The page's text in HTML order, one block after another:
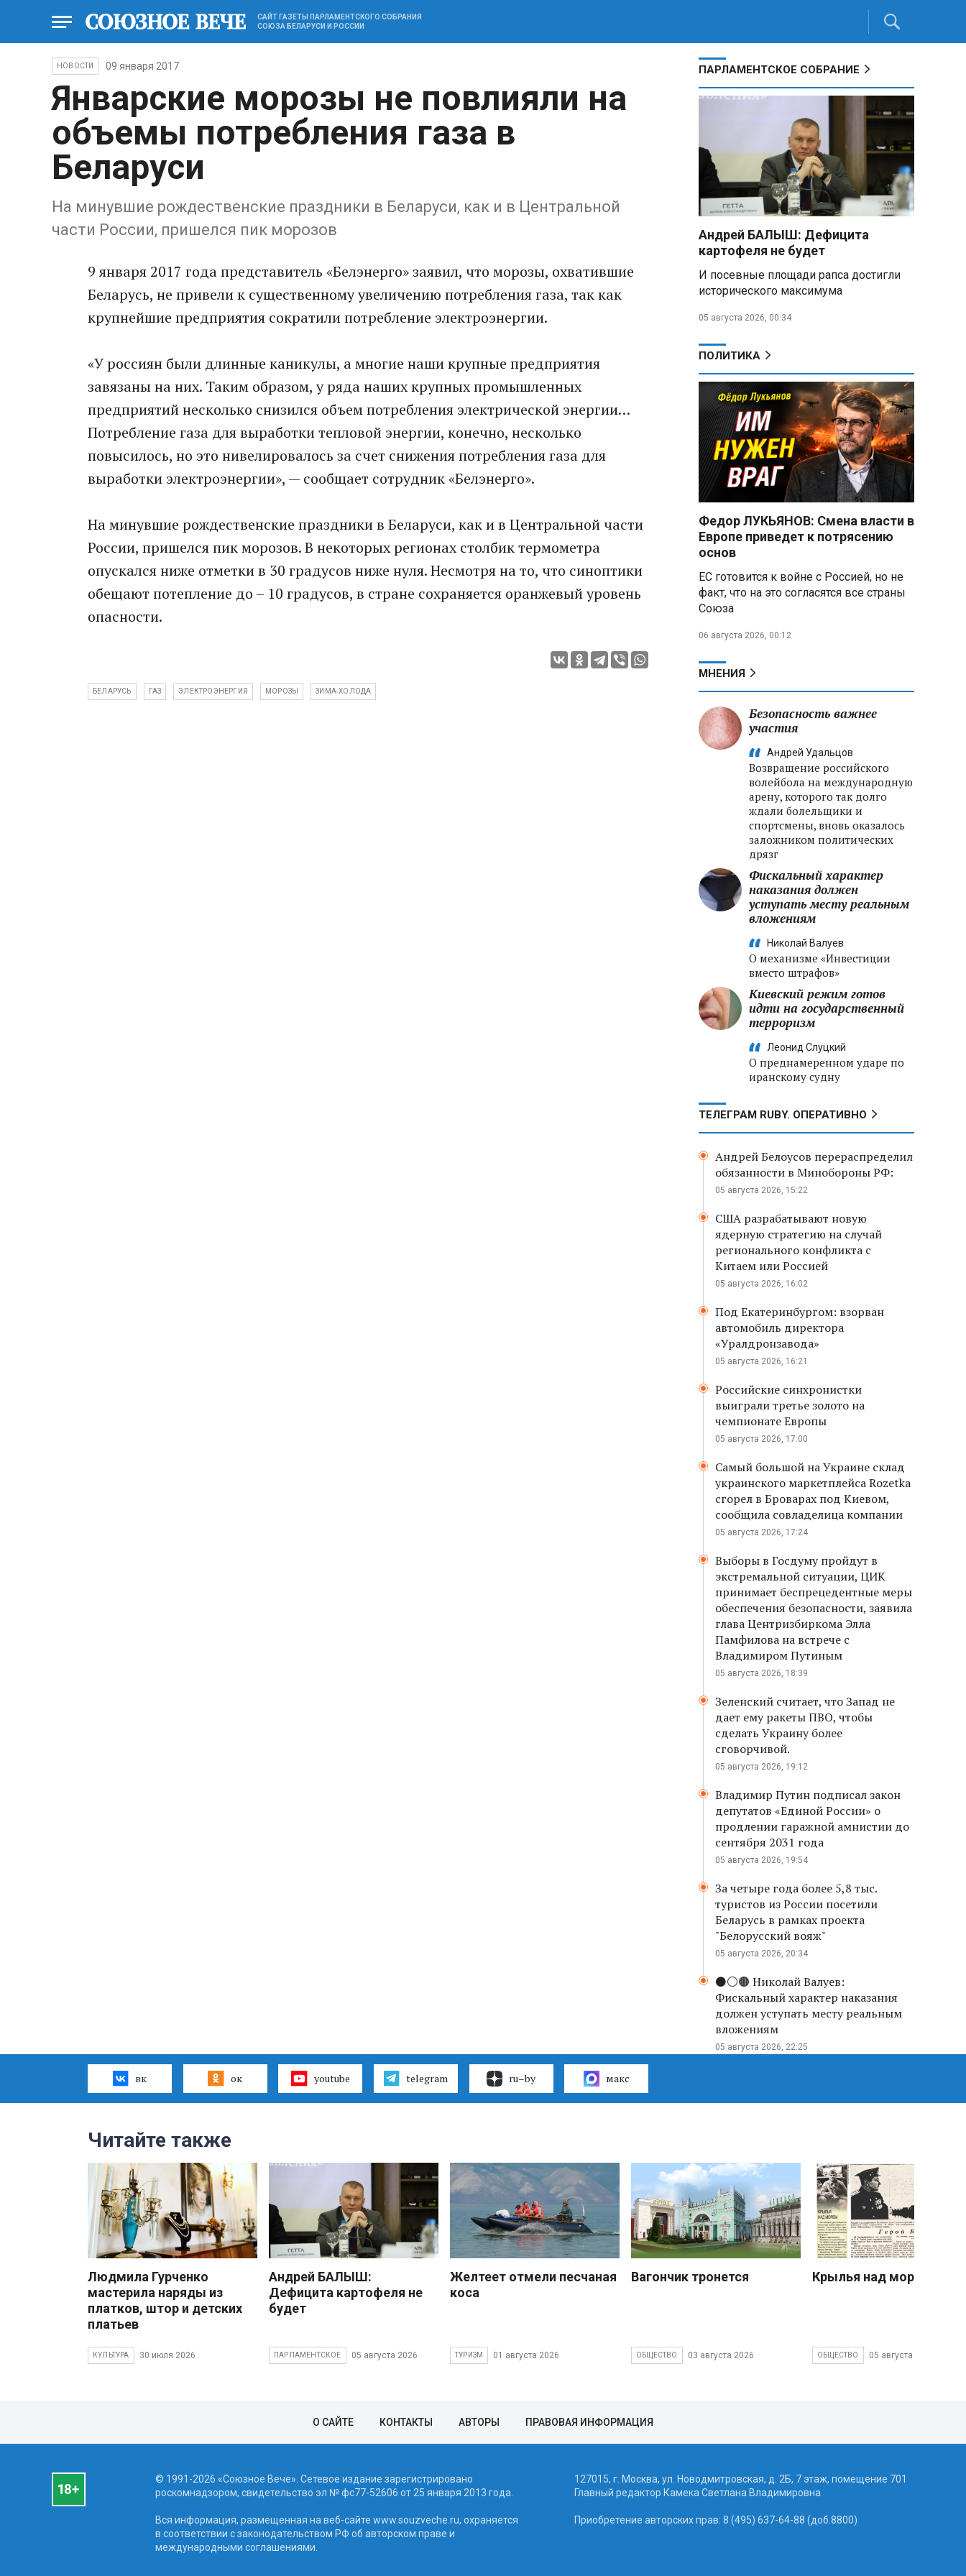
САЙТ ГАЗЕТЫ ПАРЛАМЕНТСКОГО СОБРАНИЯ
СОЮЗА БЕЛАРУСИ И РОССИИ
НОВОСТИ 09 января 2017
Январские морозы не повлияли на
объемы потребления газа в
Беларуси
На минувшие рождественские праздники в Беларуси, как и в Центральной
части России, пришелся пик морозов
9 января 2017 года представитель «Белэнерго» заявил, что морозы, охватившие
Беларусь, не привели к существенному увеличению потребления газа, так как
крупнейшие предприятия сократили потребление электроэнергии.
«У россиян были длинные каникулы, а многие наши крупные предприятия
завязаны на них. Таким образом, у ряда наших крупных промышленных
предприятий несколько снизился объем потребления электрической энергии…
Потребление газа для выработки тепловой энергии, конечно, несколько
повысилось, но это нивелировалось за счет снижения потребления газа для
выработки электроэнергии», — сообщает сотрудник «Белэнерго».
На минувшие рождественские праздники в Беларуси, как и в Центральной части
России, пришелся пик морозов. В некоторых регионах столбик термометра
опускался ниже отметки в 30 градусов ниже нуля. Несмотря на то, что синоптики
обещают потепление до – 10 градусов, в стране сохраняется оранжевый уровень
опасности.
БЕЛАРУСЬ ГАЗ ЭЛЕКТРОЭНЕРГИЯ МОРОЗЫ ЗИМА-ХОЛОДА
ПАРЛАМЕНТСКОЕ СОБРАНИЕ
Андрей БАЛЫШ: Дефицита
картофеля не будет
И посевные площади рапса достигли
исторического максимума
05 августа 2026, 00:34
ПОЛИТИКА
Федор ЛУКЬЯНОВ: Смена власти в
Европе приведет к потрясению
основ
ЕС готовится к войне с Россией, но не
факт, что на это согласятся все страны
Союза
06 августа 2026, 00:12
МНЕНИЯ
Безопасность важнее
участия
Андрей Удальцов
Возвращение российского
волейбола на международную
арену, которого так долго
ждали болельщики и
спортсмены, вновь оказалось
заложником политических
дрязг
Фискальный характер
наказания должен
уступать месту реальным
вложениям
Николай Валуев
О механизме «Инвестиции
вместо штрафов»
Киевский режим готов
идти на государственный
терроризм
Леонид Слуцкий
О преднамеренном ударе по
иранскому судну
ТЕЛЕГРАМ RUBY. ОПЕРАТИВНО
Андрей Белоусов перераспределил
обязанности в Минобороны РФ:
05 августа 2026, 15:22
США разрабатывают новую
ядерную стратегию на случай
регионального конфликта с
Китаем или Россией
05 августа 2026, 16:02
Под Екатеринбургом: взорван
автомобиль директора
«Уралдронзавода»
05 августа 2026, 16:21
Российские синхронистки
выиграли третье золото на
чемпионате Европы
05 августа 2026, 17:00
Самый большой на Украине склад
украинского маркетплейса Rozetka
сгорел в Броварах под Киевом,
сообщила совладелица компании
05 августа 2026, 17:24
Выборы в Госдуму пройдут в
экстремальной ситуации, ЦИК
принимает беспрецедентные меры
обеспечения безопасности, заявила
глава Центризбиркома Элла
Памфилова на встрече с
Владимиром Путиным
05 августа 2026, 18:39
Зеленский считает, что Запад не
дает ему ракеты ПВО, чтобы
сделать Украину более
сговорчивой.
05 августа 2026, 19:12
Владимир Путин подписал закон
депутатов «Единой России» о
продлении гаражной амнистии до
сентября 2031 года
05 августа 2026, 19:54
За четыре года более 5,8 тыс.
туристов из России посетили
Беларусь в рамках проекта
"Белорусский вояж"
05 августа 2026, 20:34
⚫️⚪️🟤 Николай Валуев:
Фискальный характер наказания
должен уступать месту реальным
вложениям
05 августа 2026, 22:25
вк ок youtube telegram ru–by макс
Читайте также
Людмила Гурченко
мастерила наряды из
платков, штор и детских
платьев
КУЛЬТУРА 30 июля 2026
Андрей БАЛЫШ:
Дефицита картофеля не
будет
ПАРЛАМЕНТСКОЕ 05 августа 2026
Желтеет отмели песчаная
коса
ТУРИЗМ 01 августа 2026
Вагончик тронется
ОБЩЕСТВО 03 августа 2026
Крылья над морем
ОБЩЕСТВО 05 августа 2026
О САЙТЕ КОНТАКТЫ АВТОРЫ ПРАВОВАЯ ИНФОРМАЦИЯ
© 1991-2026 «Союзное Вече». Сетевое издание зарегистрировано
роскомнадзором, свидетельство эл № фc77-52606 от 25 января 2013 года.
Вся информация, размещенная на веб-сайте www.souzveche.ru, охраняется
в соответствии с законодательством РФ об авторском праве и
международными соглашениями.
127015, г. Москва, ул. Новодмитровская, д. 2Б, 7 этаж, помещение 701
Главный редактор Камека Светлана Владимировна
Приобретение авторских прав: 8 (495) 637-64-88 (доб.8800)